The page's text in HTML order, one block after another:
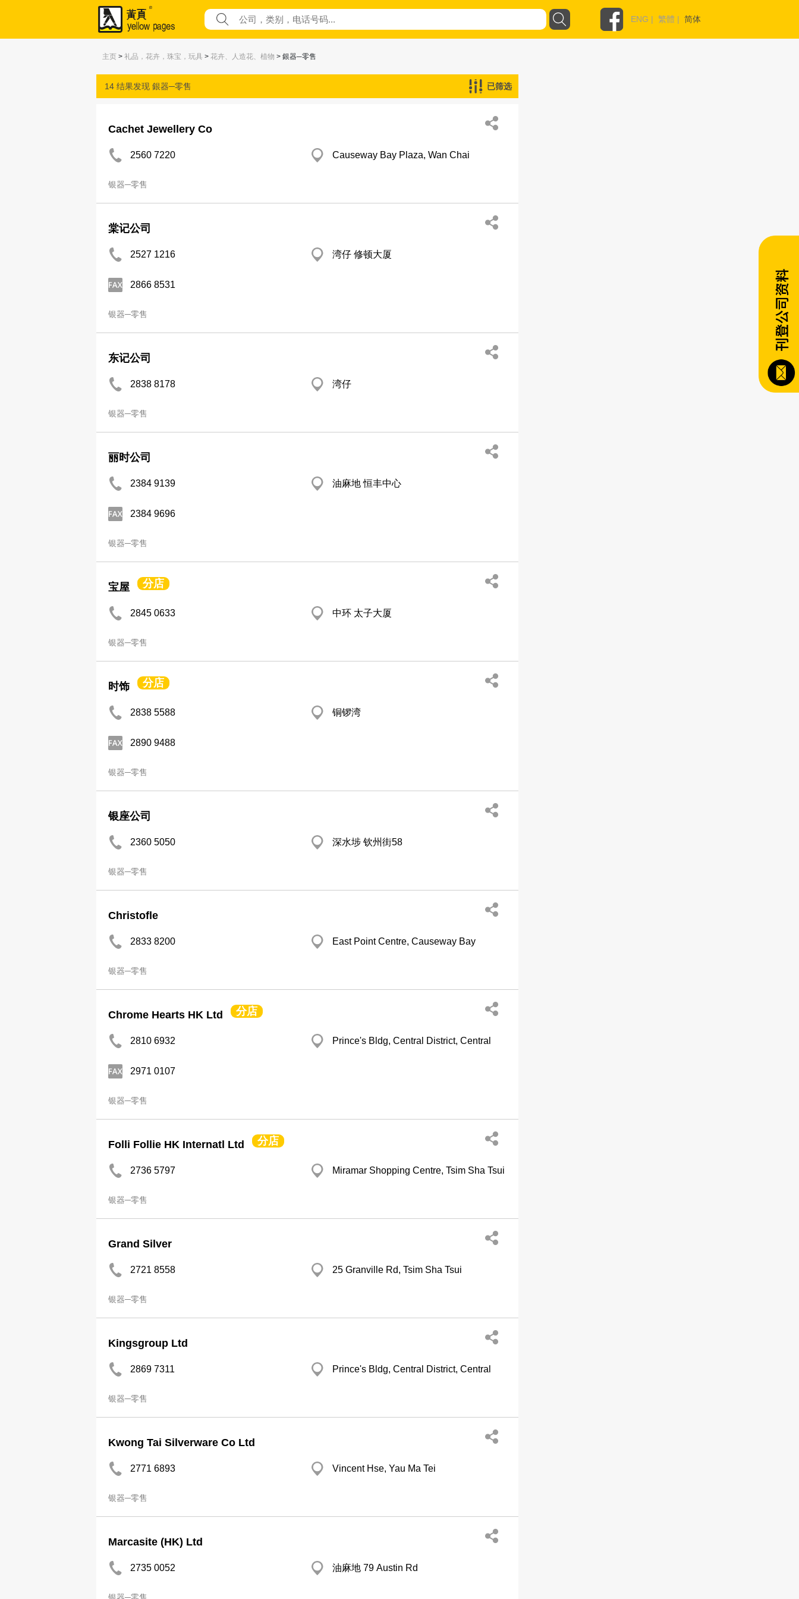
ENG | 繁體 | 简体
主页 > 礼品，花卉，珠宝，玩具 > 花卉、人造花、植物 > 銀器─零售
14 结果发现 銀器─零售 已筛选
Cachet Jewellery Co
2560 7220 Causeway Bay Plaza, Wan Chai
银器─零售
棠记公司
2527 1216 湾仔 修顿大厦
2866 8531
银器─零售
东记公司
2838 8178 湾仔
银器─零售
丽时公司
2384 9139 油麻地 恒丰中心
2384 9696
银器─零售
宝屋 分店
2845 0633 中环 太子大厦
银器─零售
时饰 分店
2838 5588 铜锣湾
2890 9488
银器─零售
银座公司
2360 5050 深水埗 钦州街58
银器─零售
Christofle
2833 8200 East Point Centre, Causeway Bay
银器─零售
Chrome Hearts HK Ltd 分店
2810 6932 Prince's Bldg, Central District, Central
2971 0107
银器─零售
Folli Follie HK Internatl Ltd 分店
2736 5797 Miramar Shopping Centre, Tsim Sha Tsui
银器─零售
Grand Silver
2721 8558 25 Granville Rd, Tsim Sha Tsui
银器─零售
Kingsgroup Ltd
2869 7311 Prince's Bldg, Central District, Central
银器─零售
Kwong Tai Silverware Co Ltd
2771 6893 Vincent Hse, Yau Ma Tei
银器─零售
Marcasite (HK) Ltd
2735 0052 油麻地 79 Austin Rd